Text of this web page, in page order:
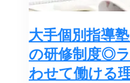
大手個別指導
の研修制度◎
わせて働ける